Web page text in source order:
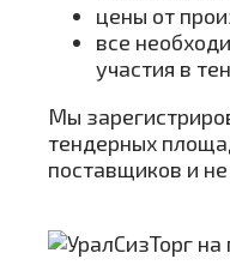
цены от
все
участия в
Мы
тендерных
поставщиков и